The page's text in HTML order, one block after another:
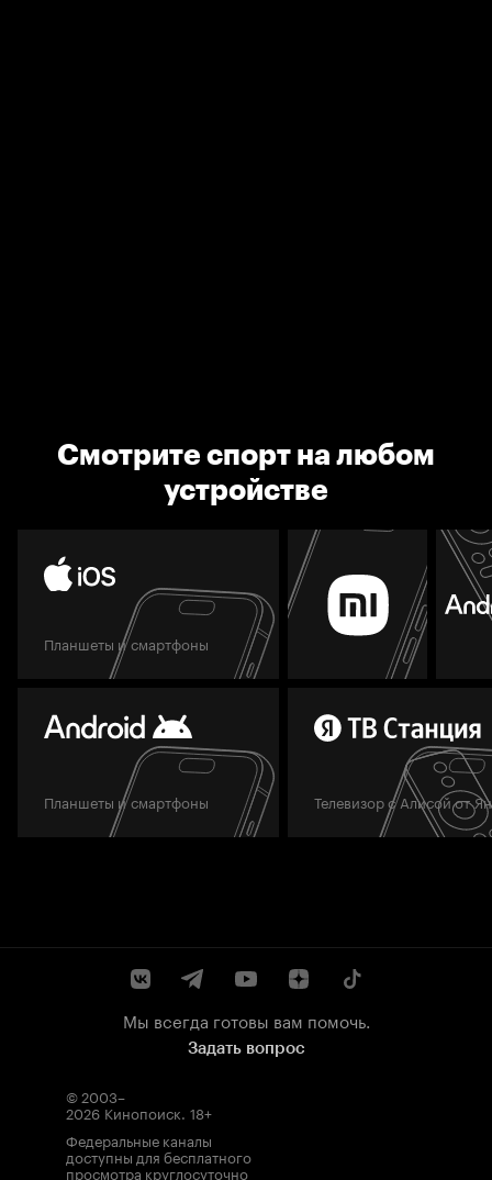
Смотрите спорт на любом
устройстве
Планшеты и смартфоны
Планшеты и смартфоны Телевизор с Алисой от
Мы всегда готовы вам помочь.
Задать вопрос
© 2003–
2026 Кинопоиск. 18+
Федеральные каналы
доступны для бесплатного
просмотра круглосуточно